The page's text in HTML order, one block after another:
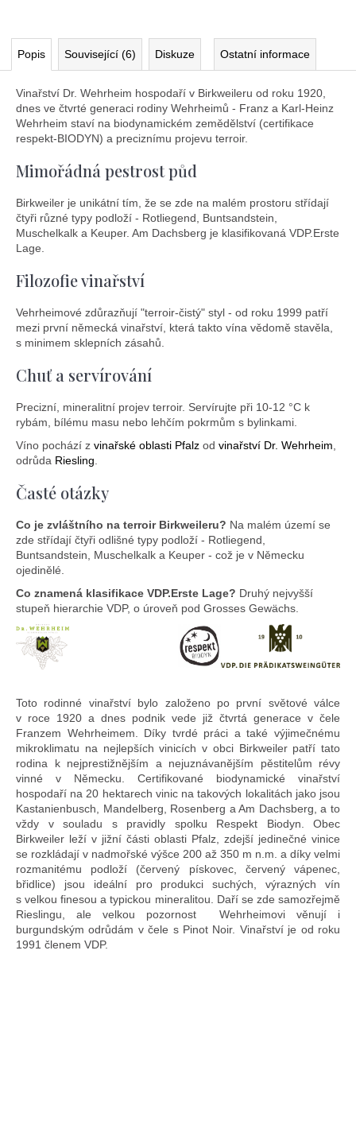
Popis Související (6) Diskuze Ostatní informace
Vinařství Dr. Wehrheim hospodaří v Birkweileru od roku 1920,
dnes ve čtvrté generaci rodiny Wehrheimů - Franz a Karl-Heinz
Wehrheim staví na biodynamickém zemědělství (certifikace
respekt-BIODYN) a preciznímu projevu terroir.
Mimořádná pestrost půd
Birkweiler je unikátní tím, že se zde na malém prostoru střídají
čtyři různé typy podloží - Rotliegend, Buntsandstein,
Muschelkalk a Keuper. Am Dachsberg je klasifikovaná VDP.Erste
Lage.
Filozofie vinařství
Vehrheimové zdůrazňují "terroir-čistý" styl - od roku 1999 patří
mezi první německá vinařství, která takto vína vědomě stavěla,
s minimem sklepních zásahů.
Chuť a servírování
Precizní, mineralitní projev terroir. Servírujte při 10-12 °C k
rybám, bílému masu nebo lehčím pokrmům s bylinkami.
Víno pochází z vinařské oblasti Pfalz od vinařství Dr. Wehrheim,
odrůda Riesling.
Časté otázky
Co je zvláštního na terroir Birkweileru? Na malém území se
zde střídají čtyři odlišné typy podloží - Rotliegend,
Buntsandstein, Muschelkalk a Keuper - což je v Německu
ojedinělé.
Co znamená klasifikace VDP.Erste Lage? Druhý nejvyšší
stupeň hierarchie VDP, o úroveň pod Grosses Gewächs.
Toto rodinné vinařství bylo založeno po první světové válce
v roce 1920 a dnes podnik vede již čtvrtá generace v čele
Franzem Wehrheimem. Díky tvrdé práci a také výjimečnému
mikroklimatu na nejlepších vinicích v obci Birkweiler patří tato
rodina k nejprestižnějším a nejuznávanějším pěstitelům révy
vinné v Německu. Certifikované biodynamické vinařství
hospodaří na 20 hektarech vinic na takových lokalitách jako jsou
Kastanienbusch, Mandelberg, Rosenberg a Am Dachsberg, a to
vždy v souladu s pravidly spolku Respekt Biodyn. Obec
Birkweiler leží v jižní části oblasti Pfalz, zdejší jedinečné vinice
se rozkládají v nadmořské výšce 200 až 350 m n.m. a díky velmi
rozmanitému podloží (červený pískovec, červený vápenec,
břidlice) jsou ideální pro produkci suchých, výrazných vín
s velkou finesou a typickou mineralitou. Daří se zde samozřejmě
Rieslingu, ale velkou pozornost Wehrheimovi věnují i
burgundským odrůdám v čele s Pinot Noir. Vinařství je od roku
1991 členem VDP.